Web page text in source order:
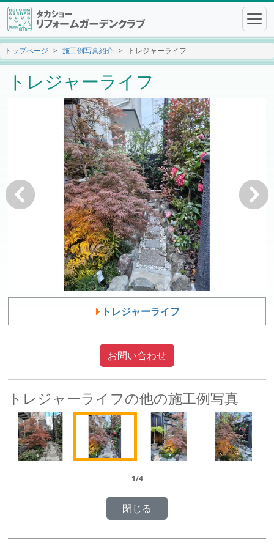
トップページ 施工例写真紹介 トレジャーライフ
トレジャーライフ
トレジャーライフ
お問い合わせ
トレジャーライフの他の施工例写真
1/4